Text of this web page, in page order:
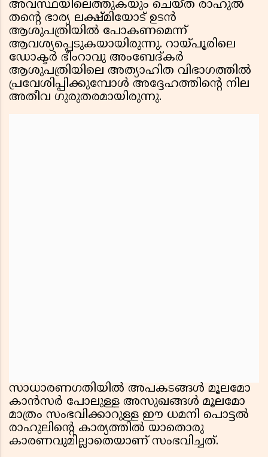
അവസ്ഥയിലെത്തുകയും ചെയ്ത രാഹുൽ
തന്റെ ഭാര്യ ലക്ഷ്മിയോട് ഉടൻ
ആശുപത്രിയിൽ പോകണമെന്ന്
ആവശ്യപ്പെടുകയായിരുന്നു. റായ്‌പൂരിലെ
ഡോക്ടർ ഭീംറാവു അംബേദ്കർ
ആശുപത്രിയിലെ അത്യാഹിത വിഭാഗത്തിൽ
പ്രവേശിപ്പിക്കുമ്പോൾ അദ്ദേഹത്തിന്റെ നില
അതീവ ഗുരുതരമായിരുന്നു.
സാധാരണഗതിയിൽ അപകടങ്ങൾ മൂലമോ
കാൻസർ പോലുള്ള അസുഖങ്ങൾ മൂലമോ
മാത്രം സംഭവിക്കാറുള്ള ഈ ധമനി പൊട്ടൽ
രാഹുലിന്റെ കാര്യത്തിൽ യാതൊരു
കാരണവുമില്ലാതെയാണ് സംഭവിച്ചത്.